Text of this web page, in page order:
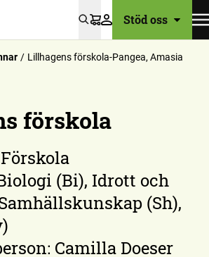
VarukorgStöd oss
Lillhagens förskola-Pangea, Amasia
förskola
Förskola
(Bi), Idrott och
(Sh),
Camilla Doeser